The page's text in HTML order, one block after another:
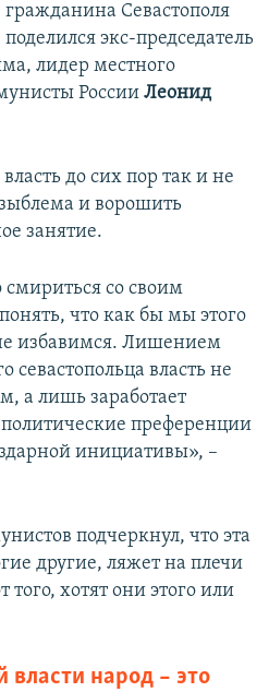
гражданина Севастополя
поделился экс-председатель
лидер местного
России Леонид
до сих пор так и не
и ворошить
занятие.
со своим
что как бы мы этого
избавимся. Лишением
севастопольца власть не
а лишь заработает
преференции
инициативы», –
подчеркнул, что эта
другие, ляжет на плечи
хотят они этого или
народ – это